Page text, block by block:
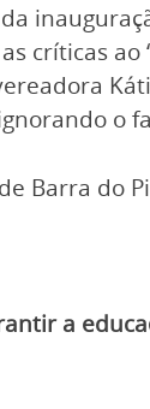
o
Barra do
a